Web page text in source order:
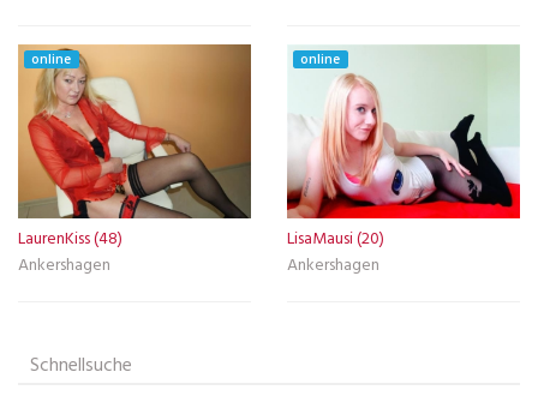
online
LaurenKiss (48)
Ankershagen
online
LisaMausi (20)
Ankershagen
Schnellsuche